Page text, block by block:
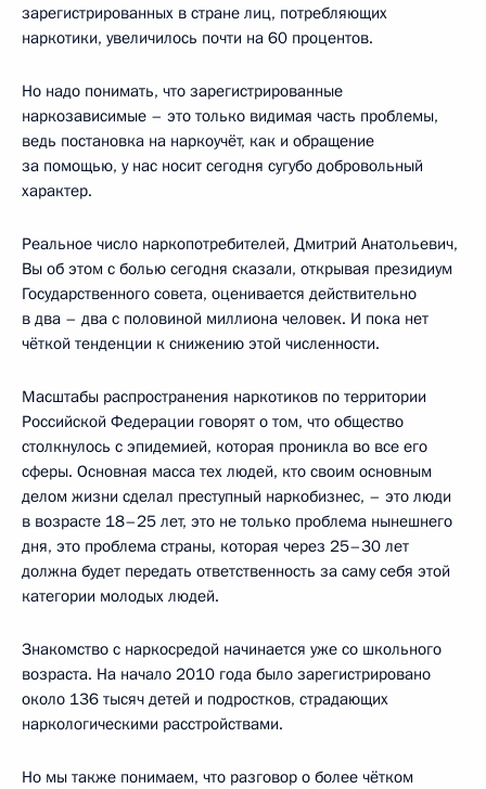
зарегистрированных в стране лиц, потребляющих
наркотики, увеличилось почти на 60 процентов.
Но надо понимать, что зарегистрированные
наркозависимые – это только видимая часть проблемы,
ведь постановка на наркоучёт, как и обращение
за помощью, у нас носит сегодня сугубо добровольный
характер.
Реальное число наркопотребителей, Дмитрий Анатольевич,
Вы об этом с болью сегодня сказали, открывая президиум
Государственного совета, оценивается действительно
в два – два с половиной миллиона человек. И пока нет
чёткой тенденции к снижению этой численности.
Масштабы распространения наркотиков по территории
Российской Федерации говорят о том, что общество
столкнулось с эпидемией, которая проникла во все его
сферы. Основная масса тех людей, кто своим основным
делом жизни сделал преступный наркобизнес, – это люди
в возрасте 18–25 лет, это не только проблема нынешнего
дня, это проблема страны, которая через 25–30 лет
должна будет передать ответственность за саму себя этой
категории молодых людей.
Знакомство с наркосредой начинается уже со школьного
возраста. На начало 2010 года было зарегистрировано
около 136 тысяч детей и подростков, страдающих
наркологическими расстройствами.
Но мы также понимаем, что разговор о более чётком